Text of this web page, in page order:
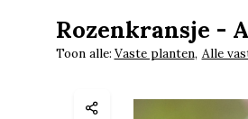
Rozenkransje -
Toon alle: Vaste planten, Alle